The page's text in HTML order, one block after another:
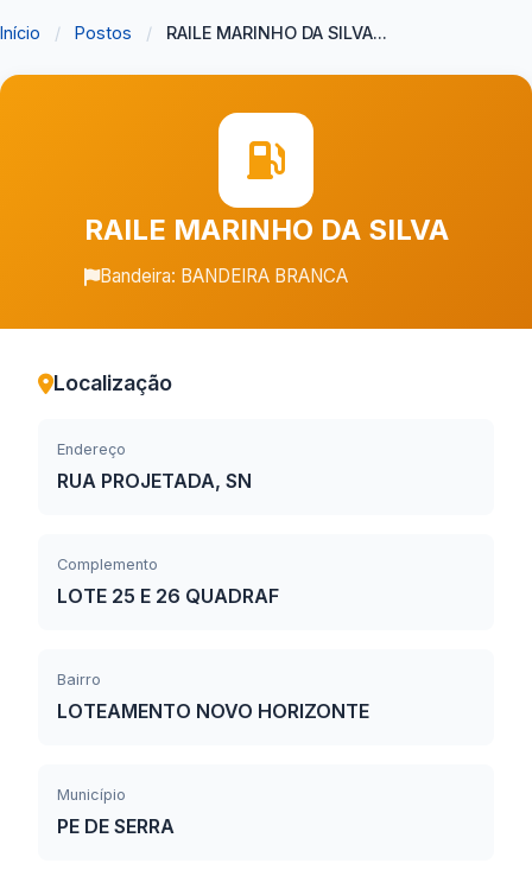
Início / Postos / RAILE MARINHO DA SILVA...
RAILE MARINHO DA SILVA
Bandeira: BANDEIRA BRANCA
Localização
Endereço
RUA PROJETADA, SN
Complemento
LOTE 25 E 26 QUADRAF
Bairro
LOTEAMENTO NOVO HORIZONTE
Município
PE DE SERRA